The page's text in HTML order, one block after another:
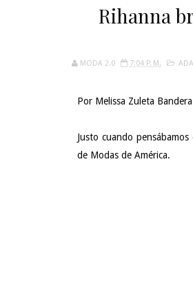
Rihanna
MODA 2.0 7:04 P. M.
Por Melissa Zuleta Bandera
Justo cuando
de Modas de América.